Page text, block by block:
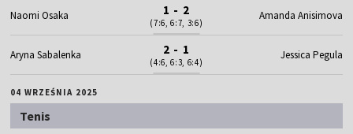
Naomi Osaka 1 - 2
(7:6, 6:7, 3:6)
Amanda Anisimova
Aryna Sabalenka 2 - 1
(4:6, 6:3, 6:4)
Jessica Pegula
04 WRZEŚNIA 2025
Tenis